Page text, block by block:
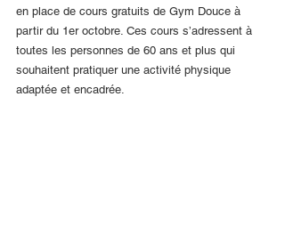
en place de cours gratuits de Gym Douce à
partir du 1er octobre. Ces cours s’adressent à
toutes les personnes de 60 ans et plus qui
souhaitent pratiquer une activité physique
adaptée et encadrée.